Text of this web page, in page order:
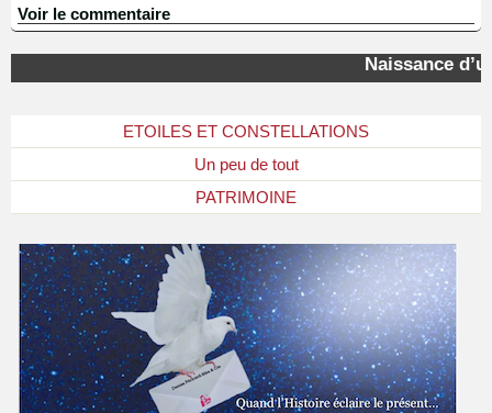
ETOILES ET CONSTELLATIONS
Un peu de tout
PATRIMOINE
Voir le commentaire
Naissance